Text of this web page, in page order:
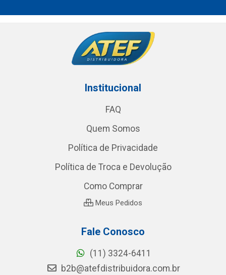
Institucional
FAQ
Quem Somos
Política de Privacidade
Política de Troca e Devolução
Como Comprar
Meus Pedidos
Fale Conosco
(11) 3324-6411
b2b@atefdistribuidora.com.br